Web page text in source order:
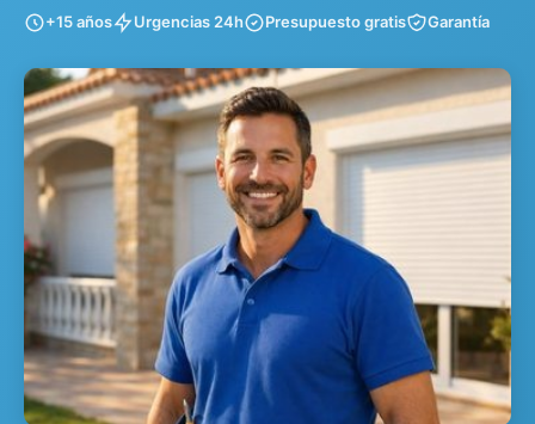
+15 años Urgencias 24h Presupuesto gratis Garantía